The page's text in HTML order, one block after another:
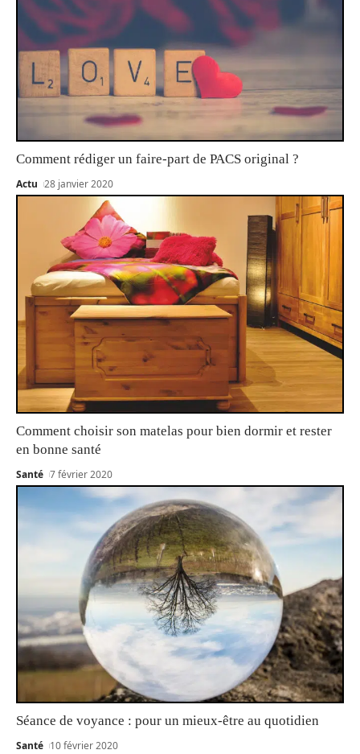
Comment rédiger un faire-part de PACS original ?
Actu 28 janvier 2020
Comment choisir son matelas pour bien dormir et rester
en bonne santé
Santé 7 février 2020
Séance de voyance : pour un mieux-être au quotidien
Santé 10 février 2020